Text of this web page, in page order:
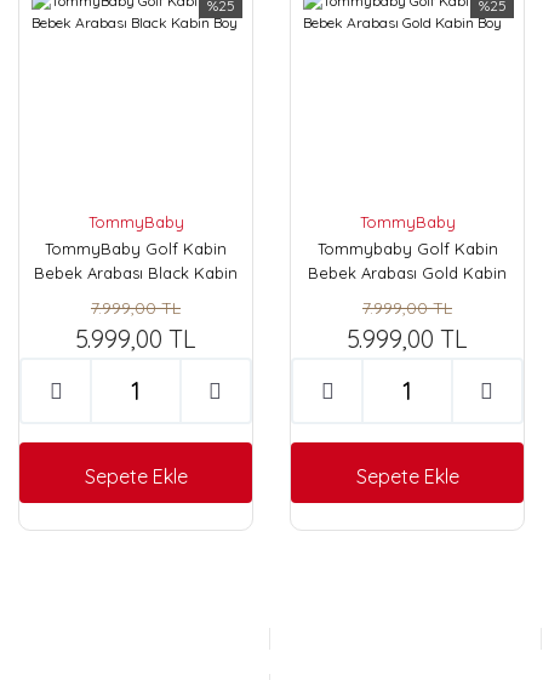
%25
TommyBaby
TommyBaby Golf Kabin
Bebek Arabası Black Kabin
7.999,00 TL
5.999,00 TL
Sepete Ekle
%25
TommyBaby
Tommybaby Golf Kabin
Bebek Arabası Gold Kabin
7.999,00 TL
5.999,00 TL
Sepete Ekle